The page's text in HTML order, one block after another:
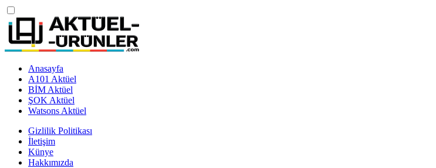
Anasayfa
A101 Aktüel
BİM Aktüel
ŞOK Aktüel
Watsons Aktüel
Gizlilik Politikası
İletişim
Künye
Hakkımızda